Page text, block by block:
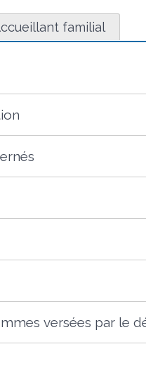
familial
versées par le